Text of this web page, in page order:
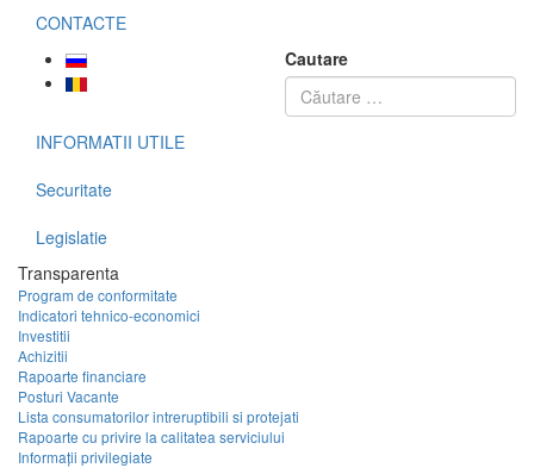
CONTACTE
Cautare
INFORMATII UTILE
Securitate
Legislatie
Transparenta
Program de conformitate
Indicatori tehnico-economici
Investitii
Achizitii
Rapoarte financiare
Posturi Vacante
Lista consumatorilor intreruptibili si protejati
Rapoarte cu privire la calitatea serviciului
Informații privilegiate